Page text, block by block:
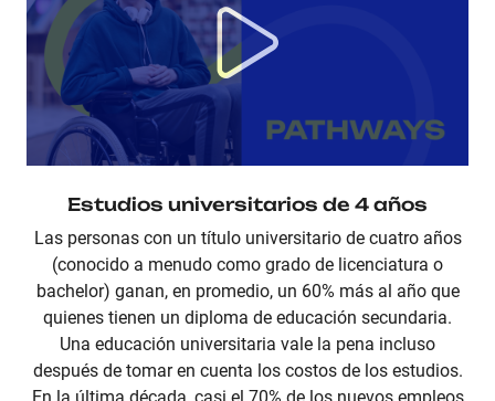
Estudios universitarios de 4 años
Las personas con un título universitario de cuatro años
(conocido a menudo como grado de licenciatura o
bachelor) ganan, en promedio, un 60% más al año que
quienes tienen un diploma de educación secundaria.
Una educación universitaria vale la pena incluso
después de tomar en cuenta los costos de los estudios.